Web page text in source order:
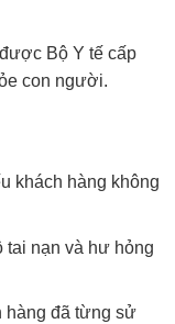
Bộ Y tế cấp
con người.
khách hàng không
tai nạn và hư hỏng
hàng đã từng sử